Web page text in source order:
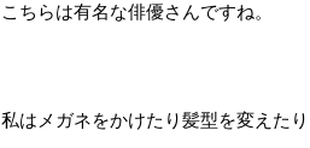
こちらは有名な俳優さんですね。
私はメガネをかけたり髪型を変えたり